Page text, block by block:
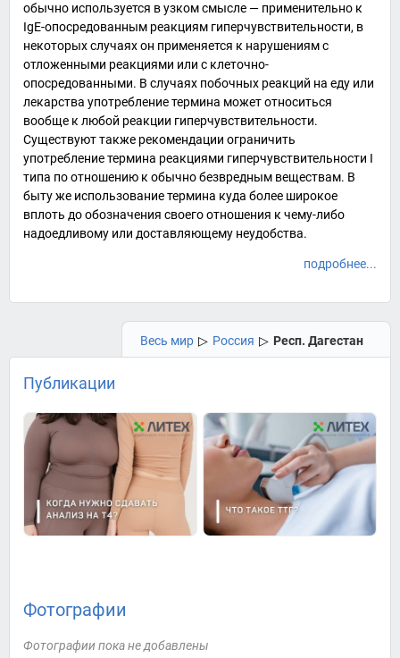
обычно используется в узком смысле — применительно к
IgE-опосредованным реакциям гиперчувствительности, в
некоторых случаях он применяется к нарушениям с
отложенными реакциями или с клеточно-
опосредованными. В случаях побочных реакций на еду или
лекарства употребление термина может относиться
вообще к любой реакции гиперчувствительности.
Существуют также рекомендации ограничить
употребление термина реакциями гиперчувствительности I
типа по отношению к обычно безвредным веществам. В
быту же использование термина куда более широкое
вплоть до обозначения своего отношения к чему-либо
надоедливому или доставляющему неудобства.
подробнее...
Весь мир ▷ Россия ▷ Респ. Дагестан
Публикации
Фотографии
Фотографии пока не добавлены